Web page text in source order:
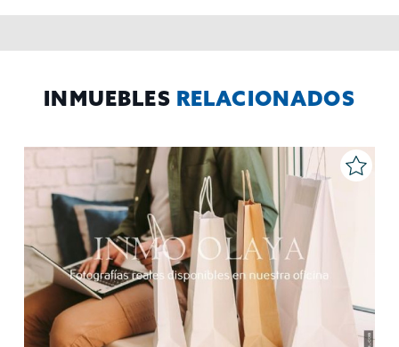
rectificar y suprimir los datos, solicitar la portabilidad de los
INMUEBLES RELACIONADOS